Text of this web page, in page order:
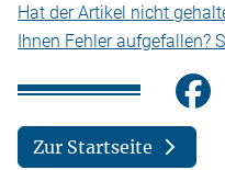
Hat der Artikel nicht
Ihnen Fehler aufgefallen?
Zur Startseite